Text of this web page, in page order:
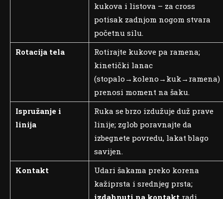
kukova i listova – za cross
potisak zadnjom nogom stvara
početnu silu.
Rotacija tela
Rotirajte kukove pa ramena;
kinetički lanac
(stopalo→koleno→kuk→ramena)
prenosi moment na šaku.
Ispružanje i
linija
Ruka se brzo izdužuje duž prave
linije; zglob poravnajte da
izbegnete povredu, lakat blago
savijen.
Kontakt
Udari šakama preko korena
kažiprsta i srednjeg prsta;
izdahnuti na kontakt radi